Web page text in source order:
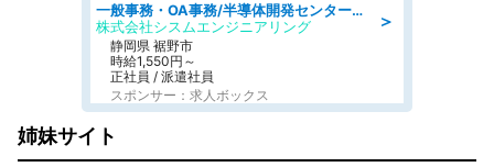
＞
一般事務・OA事務/半導体開発センター内で事務&軽作業スタッフ、募集
株式会社シスムエンジニアリング
静岡県 裾野市
時給1,550円～
正社員 / 派遣社員
スポンサー：求人ボックス
姉妹サイト